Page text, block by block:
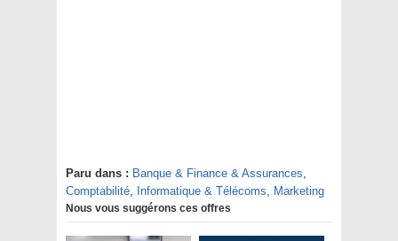
Paru dans : Banque & Finance & Assurances,
Comptabilité, Informatique & Télécoms, Marketing
Nous vous suggérons ces offres